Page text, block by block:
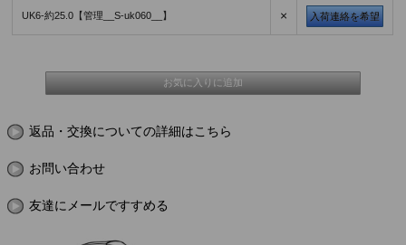
UK6-約25.0【管理__S-uk060__】 × 入荷連絡を希望
返品・交換についての詳細はこちら
お問い合わせ
友達にメールですすめる